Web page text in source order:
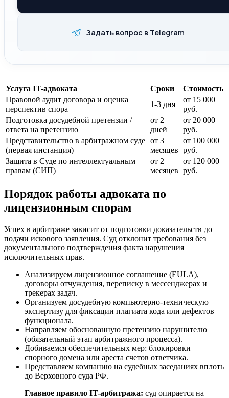
Задать вопрос в Telegram
Услуга IT-адвоката Сроки
Стоимость
Правовой аудит договора и оценка
перспектив спора
1-3 дня
от 15 000
руб.
Подготовка досудебной претензии /
ответа на претензию
от 2
дней
от 20 000
руб.
Представительство в арбитражном суде
(первая инстанция)
от 3
месяцев
от 100 000
руб.
Защита в Суде по интеллектуальным
правам (СИП)
от 2
месяцев
от 120 000
руб.
Порядок работы адвоката по
лицензионным спорам
Успех в арбитраже зависит от подготовки доказательств до
подачи искового заявления. Суд отклонит требования без
документального подтверждения факта нарушения
исключительных прав.
Анализируем лицензионное соглашение (EULA),
договоры отчуждения, переписку в мессенджерах и
трекерах задач.
Организуем досудебную компьютерно-техническую
экспертизу для фиксации плагиата кода или дефектов
функционала.
Направляем обоснованную претензию нарушителю
(обязательный этап арбитражного процесса).
Добиваемся обеспечительных мер: блокировки
спорного домена или ареста счетов ответчика.
Представляем компанию на судебных заседаниях вплоть
до Верховного суда РФ.
Главное правило IT-арбитража: суд опирается на